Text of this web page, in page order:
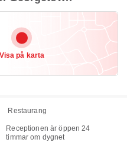
Visa på karta
Restaurang
Receptionen är öppen 24
timmar om dygnet